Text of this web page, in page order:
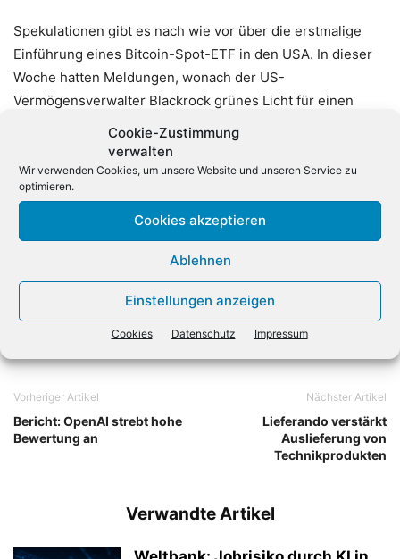
Cookie-Zustimmung
verwalten
Wir verwenden Cookies, um unsere Website und unseren Service zu
optimieren.
Cookies akzeptieren
Ablehnen
Einstellungen anzeigen
Cookies Datenschutz Impressum
Spekulationen gibt es nach wie vor über die erstmalige
Einführung eines Bitcoin-Spot-ETF in den USA. In dieser
Woche hatten Meldungen, wonach der US-
Vermögensverwalter Blackrock grünes Licht für einen
solchen Fonds erhalten habe, für zeitweise deutlichen
Auftrieb gesorgt. Die Meldungen hatten sich im
Nachhinein aber als nicht zutreffend erwiesen. Unter
Fachleuten gilt die Einführung eines Spot-ETF auf Bitcoin
als wichtiger Schritt in Richtung einer weiteren
Verbreitung und Akzeptanz der Digitalwährung.(dpa)
Vorheriger Artikel
Bericht: OpenAI strebt hohe
Bewertung an
Nächster Artikel
Lieferando verstärkt
Auslieferung von
Technikprodukten
Verwandte Artikel